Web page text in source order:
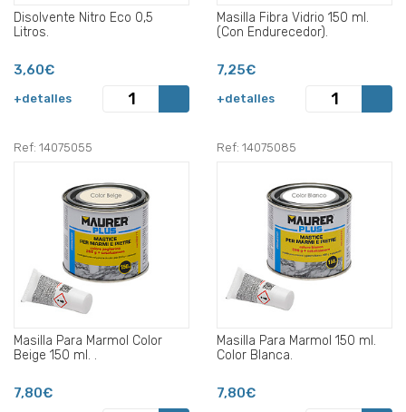
Disolvente Nitro Eco 0,5
Litros.
3,60€
+detalles
Masilla Fibra Vidrio 150 ml.
(Con Endurecedor).
7,25€
+detalles
Ref: 14075055
Masilla Para Marmol Color
Beige 150 ml. .
7,80€
Ref: 14075085
Masilla Para Marmol 150 ml.
Color Blanca.
7,80€